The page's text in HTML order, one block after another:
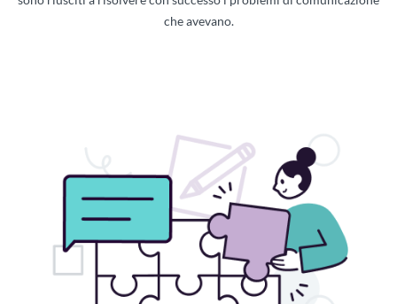
che avevano.